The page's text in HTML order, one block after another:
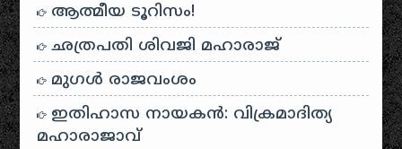
ആത്മീയ ടൂറിസം!
ഛത്രപതി ശിവജി മഹാരാജ്
മുഗൾ രാജവംശം
ഇതിഹാസ നായകൻ: വിക്രമാദിത്യ
മഹാരാജാവ്